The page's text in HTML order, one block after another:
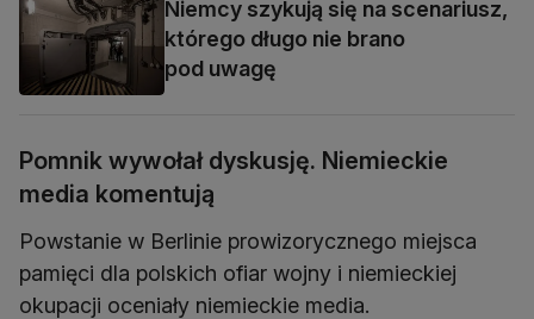
Niemcy szykują się na scenariusz,
którego długo nie brano
pod uwagę
Pomnik wywołał dyskusję. Niemieckie
media komentują
Powstanie w Berlinie prowizorycznego miejsca
pamięci dla polskich ofiar wojny i niemieckiej
okupacji oceniały niemieckie media.